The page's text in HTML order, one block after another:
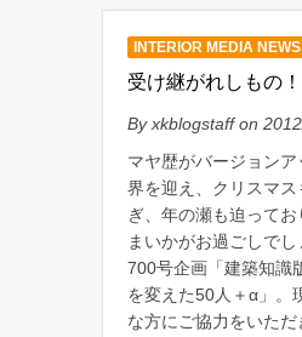
INTERIOR MEDIA NEWS
受け継がれしもの！
By xkblogstaff on
マヤ歴がバージョン
界を迎え、クリスマ
ぎ、年の瀬も迫ってお
まいかがお過ごしでし
700号企画「建築知
を変えた50人＋α」。
な方にご協力をいた